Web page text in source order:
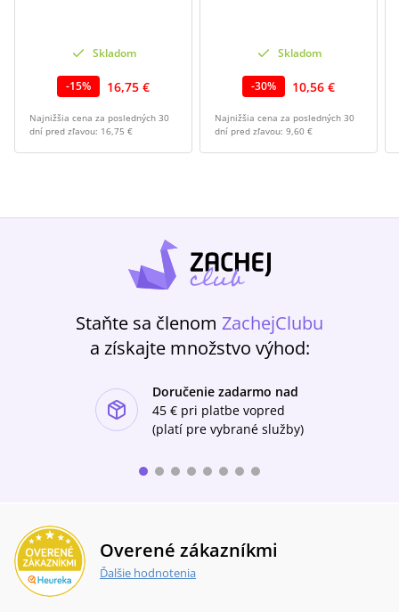
Skladom
-15% 16,75 €
Najnižšia cena za posledných 30
dní pred zľavou: 16,75 €
Skladom
-30% 10,56 €
Najnižšia cena za posledných 30
dní pred zľavou: 9,60 €
Staňte sa členom ZachejClubu
a získajte množstvo výhod:
Doručenie zadarmo nad
45 € pri platbe vopred
(platí pre vybrané služby)
Overené zákazníkmi
Ďalšie hodnotenia